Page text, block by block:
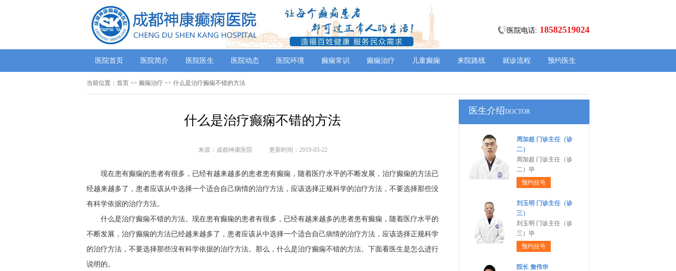
医院电话: 18582519024
医院首页 医院简介 医院医生 医院动态 医院环境 癫痫常识 癫痫治疗 儿童癫痫 来院路线 就诊流程 预约医生
当前位置： 首页 >> 癫痫治疗 >> 什么是治疗癫痫不错的方法
什么是治疗癫痫不错的方法
来源：成都神康医院 更新时间：2019-03-22
现在患有癫痫的患者有很多，已经有越来越多的患者患有癫痫，随着医疗水平的不断发展，治疗癫痫的方法已
经越来越多了，患者应该从中选择一个适合自己病情的治疗方法，应该选择正规科学的治疗方法，不要选择那些没
有科学依据的治疗方法。
什么是治疗癫痫不错的方法。现在患有癫痫的患者有很多，已经有越来越多的患者患有癫痫，随着医疗水平的
不断发展，治疗癫痫的方法已经越来越多了，患者应该从中选择一个适合自己病情的治疗方法，应该选择正规科学
的治疗方法，不要选择那些没有科学依据的治疗方法。那么，什么是治疗癫痫不错的方法。下面看医生是怎么进行
说明的。
医生介绍DOCTOR
周加超 门诊主任（诊
二）
周加超 门诊主任（诊
二）毕
预约挂号
刘玉明 门诊主任（诊
三）
刘玉明 门诊主任（诊
三）毕
预约挂号
院长 詹伟华